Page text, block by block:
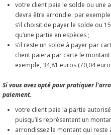
votre client paie le solde ou une
devra être arrondie. par
s’il choisit de payer le solde ou
qu’une partie en espèces ;
s’il reste un solde à payer par
client paiera par carte le
exemple, 34,81 euros (70,04
Si vous avez opté pour pratiquer
paiement.
votre client paie la partie
puisqu’ils représentent un
arrondissez le montant qui reste